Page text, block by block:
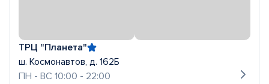
ТРЦ "Планета"
ш. Космонавтов, д. 162Б
ПН - ВС 10:00 - 22:00